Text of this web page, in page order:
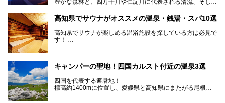
豊かな森林と、四万十川や仁淀川に代表される清流、そして
魅力がぎゅっと詰まった県です。
高知県はまた、カツオのたたきをはじめとする海産物や清流
で育つ川魚、大皿にごちそうがどっさり盛られた皿鉢料理、
柚子などの柑橘類、地酒といったグルメが充実していること
でも知られます。ここでは、温泉とあわせて自然の景観やグ
高知県でサウナがオススメの温泉・銭湯・スパ10選
高知県でサウナが楽しめる温浴施設を探している方は必見で
す！
ぜひこれを読んで高知のサウナ探しの参考してくださいね！
キャンパーの聖地！四国カルスト付近の温泉3選
四国を代表する避暑地！
標高約1400mに位置し、愛媛県と高知県にまたがる尾根沿